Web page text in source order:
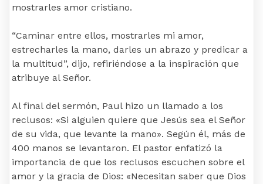
mostrarles amor cristiano.
“Caminar entre ellos, mostrarles mi amor,
estrecharles la mano, darles un abrazo y predicar a
la multitud”, dijo, refiriéndose a la inspiración que
atribuye al Señor.
Al final del sermón, Paul hizo un llamado a los
reclusos: «Si alguien quiere que Jesús sea el Señor
de su vida, que levante la mano». Según él, más de
400 manos se levantaron. El pastor enfatizó la
importancia de que los reclusos escuchen sobre el
amor y la gracia de Dios: «Necesitan saber que Dios